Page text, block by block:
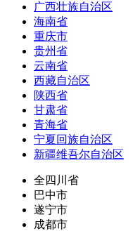
广西壮族自治区
海南省
重庆市
贵州省
云南省
西藏自治区
陕西省
甘肃省
青海省
宁夏回族自治区
新疆维吾尔自治区
全四川省
巴中市
遂宁市
成都市